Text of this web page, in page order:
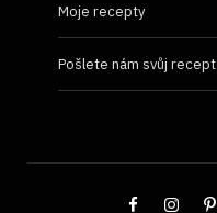
Moje recepty
Pošlete nám svůj recept